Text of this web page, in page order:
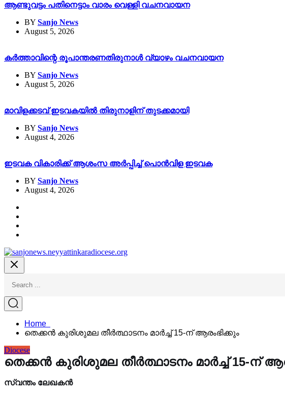
ആണ്ടുവട്ടം പതിനെട്ടാം വാരം വെള്ളി വചനവായന
BY Sanjo News
August 5, 2026
കർത്താവിന്റെ രൂപാന്തരണതിരുനാൾ വ്യാഴം വചനവായന
BY Sanjo News
August 5, 2026
മാവിളക്കടവ് ഇടവകയിൽ തിരുനാളിന് തുടക്കമായി
BY Sanjo News
August 4, 2026
ഇടവക വികാരിക്ക് ആശംസ അർപ്പിച്ച് പൊൻവിള ഇടവക
BY Sanjo News
August 4, 2026
Home
തെക്കൻ കുരിശുമല തീർത്ഥാടനം മാർച്ച് 15-ന് ആരംഭിക്കും
Diocese
തെക്കൻ കുരിശുമല തീർത്ഥാടനം മാർച്ച് 15-ന്
സ്വന്തം ലേഖകൻ